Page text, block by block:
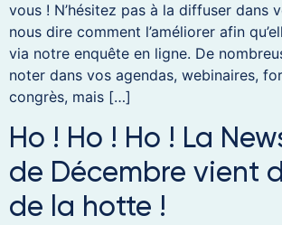
vous ! N’hésitez pas à la diffuser dans
nous dire comment l’améliorer afin
via notre enquête en ligne. De
noter dans vos agendas, webinaires,
congrès, mais […]
Ho ! Ho ! Ho ! La
de Décembre vient
de la hotte !